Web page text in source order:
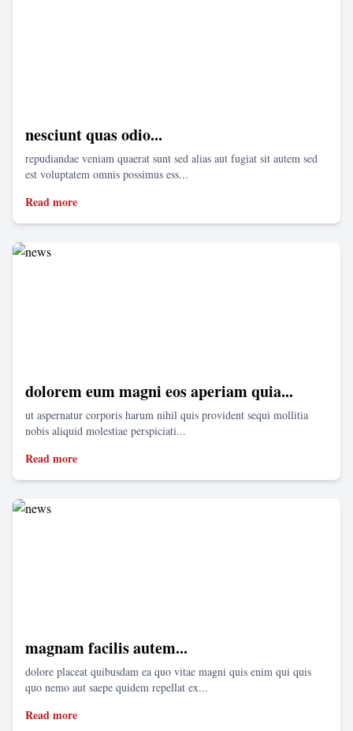
nesciunt quas odio...
repudiandae veniam quaerat sunt sed alias aut fugiat sit autem sed
est voluptatem omnis possimus ess...
Read more
dolorem eum magni eos aperiam quia...
ut aspernatur corporis harum nihil quis provident sequi mollitia
nobis aliquid molestiae perspiciati...
Read more
magnam facilis autem...
dolore placeat quibusdam ea quo vitae magni quis enim qui quis
quo nemo aut saepe quidem repellat ex...
Read more